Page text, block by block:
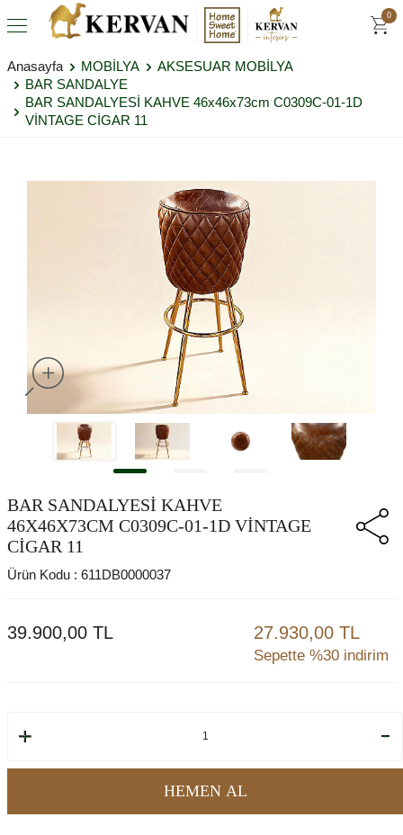
0
Anasayfa MOBİLYA
AKSESUAR MOBİLYA
BAR SANDALYE
BAR SANDALYESİ KAHVE 46x46x73cm C0309C-01-1D
VİNTAGE CİGAR 11
BAR SANDALYESİ KAHVE
46X46X73CM C0309C-01-1D VİNTAGE
CİGAR 11
Ürün Kodu : 611DB0000037
39.900,00 TL 27.930,00 TL
Sepette %30 indirim
HEMEN AL